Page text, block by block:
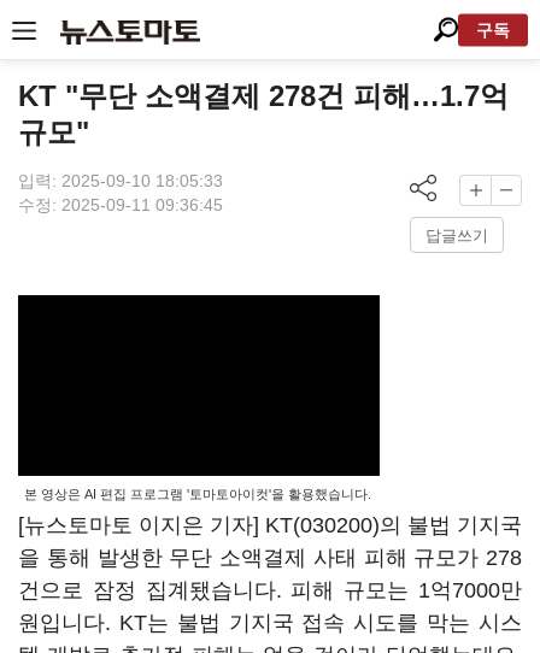
구독
KT "무단 소액결제 278건 피해…1.7억
규모"
입력: 2025-09-10 18:05:33
수정: 2025-09-11 09:36:45
답글쓰기
본 영상은 AI 편집 프로그램 '토마토아이컷'을 활용했습니다.
[뉴스토마토 이지은 기자] KT(030200)의 불법 기지국
을 통해 발생한 무단 소액결제 사태 피해 규모가 278
건으로 잠정 집계됐습니다. 피해 규모는 1억7000만
원입니다. KT는 불법 기지국 접속 시도를 막는 시스